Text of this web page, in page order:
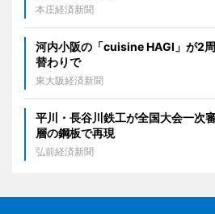
本庄経済新聞
河内小阪の「cuisine HAGI」が2
替わりで
東大阪経済新聞
平川・長谷川鉄工が全国大会一
層の鋼板で再現
弘前経済新聞